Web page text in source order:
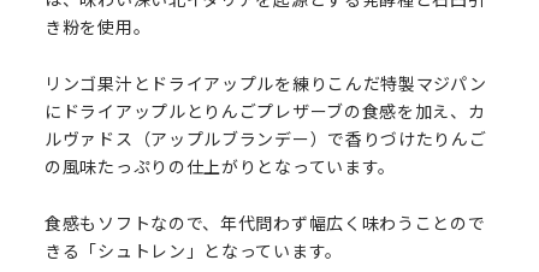
き粉を使用。
リンゴ果汁とドライアップルを練りこんだ特製マジパン
にドライアップルとりんごプレザーブの食感を加え、カ
ルヴァドス（アップルブランデー）で香りづけたりんご
の風味たっぷりの仕上がりとなっています。
食感もソフトなので、年代問わず幅広く味わうことので
きる「シュトレン」となっています。